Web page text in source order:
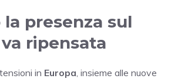
presenza sul
ripensata
in Europa, insieme alle nuove